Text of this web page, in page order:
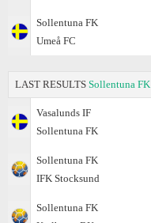
Sollentuna FK
Umeå FC
LAST RESULTS Sollentuna FK
Vasalunds IF
Sollentuna FK
Sollentuna FK
IFK Stocksund
Sollentuna FK